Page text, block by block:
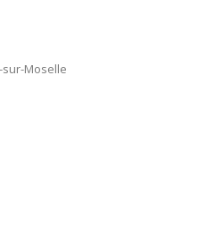
sur-Moselle